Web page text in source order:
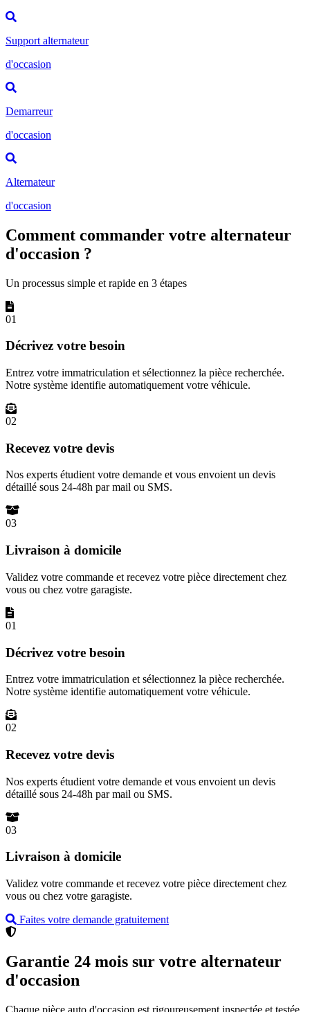
Support alternateur
d'occasion
Demarreur
d'occasion
Alternateur
d'occasion
Comment commander votre alternateur
d'occasion ?
Un processus simple et rapide en 3 étapes
01
Décrivez votre besoin
Entrez votre immatriculation et sélectionnez la pièce recherchée.
Notre système identifie automatiquement votre véhicule.
02
Recevez votre devis
Nos experts étudient votre demande et vous envoient un devis
détaillé sous 24-48h par mail ou SMS.
03
Livraison à domicile
Validez votre commande et recevez votre pièce directement chez
vous ou chez votre garagiste.
01
Décrivez votre besoin
Entrez votre immatriculation et sélectionnez la pièce recherchée.
Notre système identifie automatiquement votre véhicule.
02
Recevez votre devis
Nos experts étudient votre demande et vous envoient un devis
détaillé sous 24-48h par mail ou SMS.
03
Livraison à domicile
Validez votre commande et recevez votre pièce directement chez
vous ou chez votre garagiste.
Faites votre demande gratuitement
Garantie 24 mois sur votre alternateur
d'occasion
Chaque pièce auto d'occasion est rigoureusement inspectée et testée